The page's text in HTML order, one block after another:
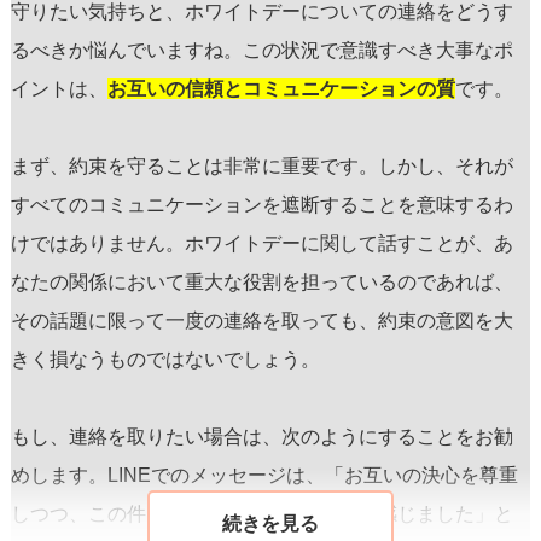
守りたい気持ちと、ホワイトデーについての連絡をどうす
るべきか悩んでいますね。この状況で意識すべき大事なポ
イントは、 お互いの信頼とコミュニケーションの質です。
まず、約束を守ることは非常に重要です。しかし、それが
すべてのコミュニケーションを遮断することを意味するわ
けではありません。ホワイトデーに関して話すことが、あ
なたの関係において重大な役割を担っているのであれば、
その話題に限って一度の連絡を取っても、約束の意図を大
きく損なうものではないでしょう。
もし、連絡を取りたい場合は、次のようにすることをお勧
めします。LINEでのメッセージは、「お互いの決心を尊重
しつつ、この件については確認が必要だと感じました」と